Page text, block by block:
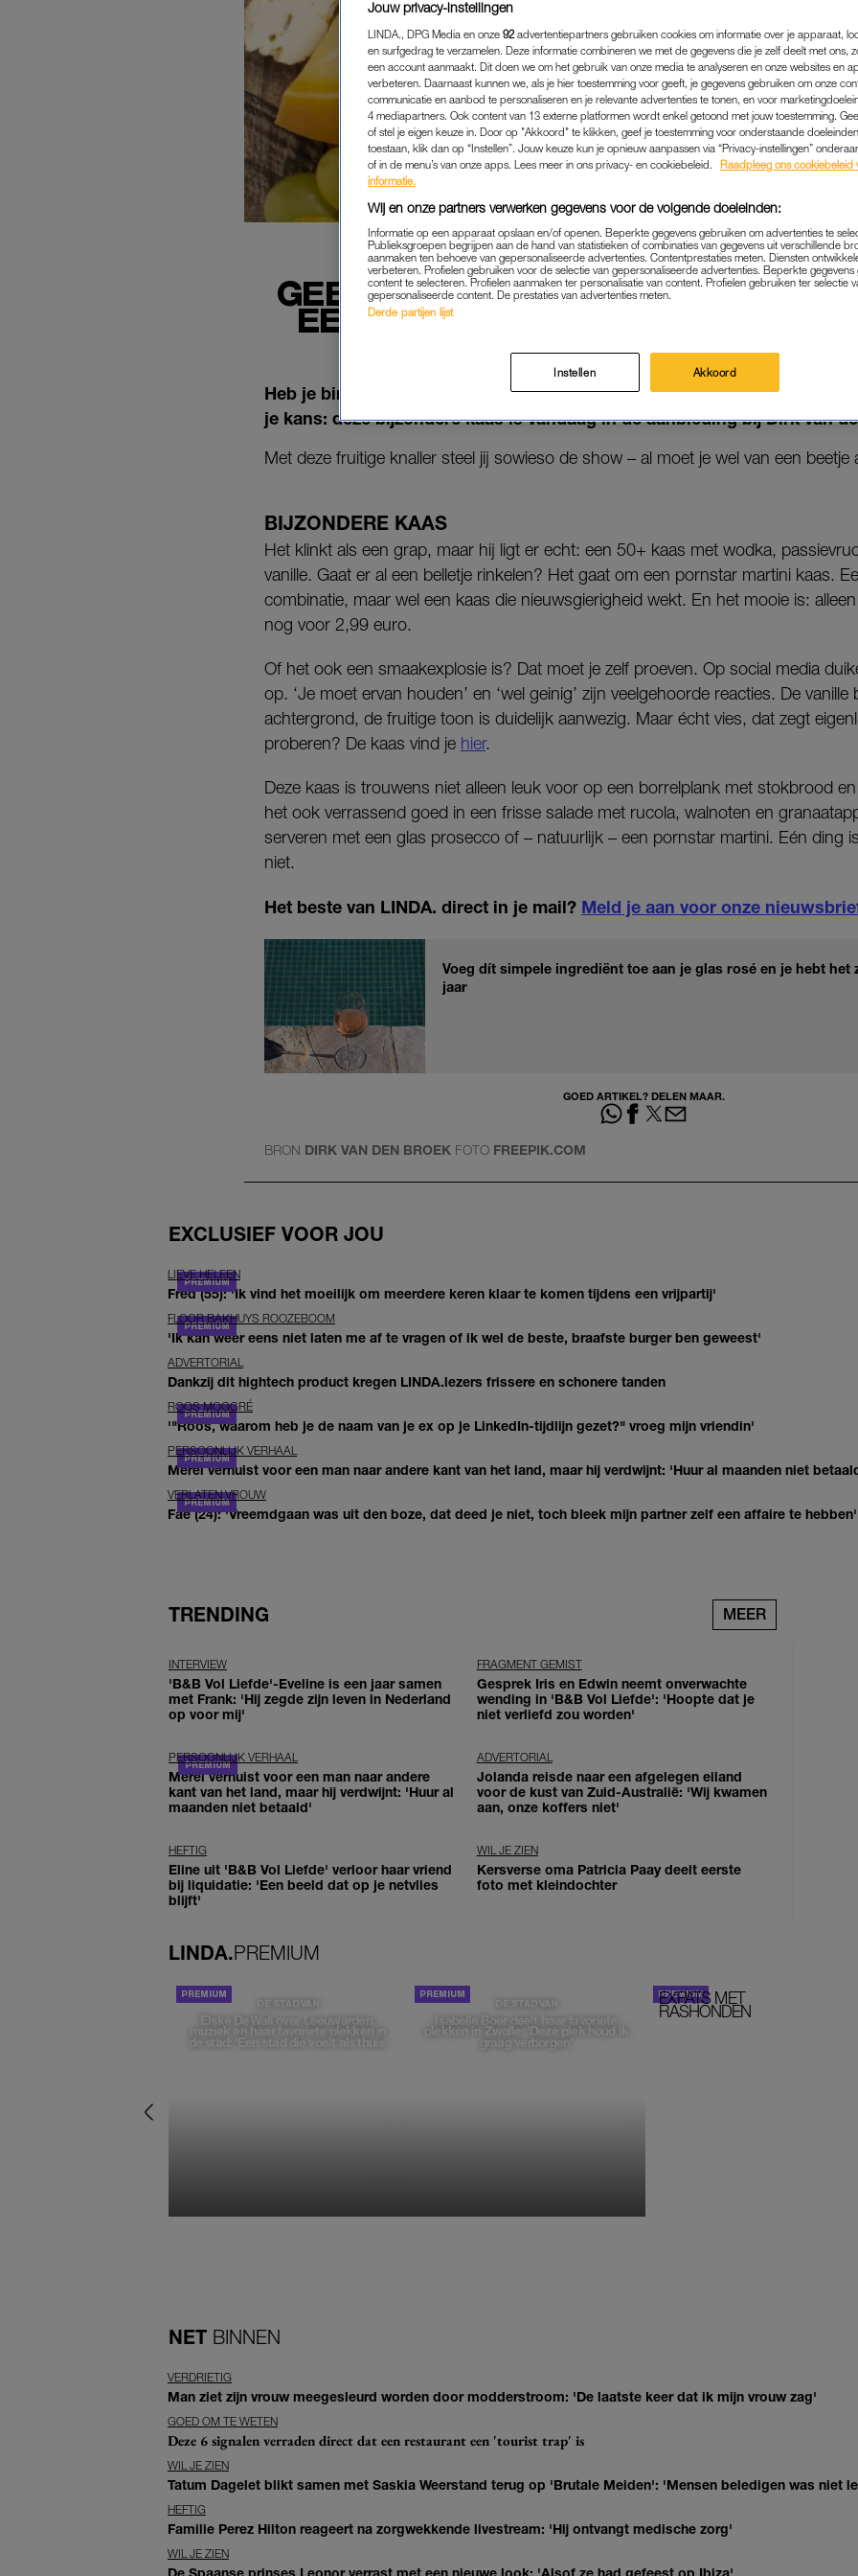
GEEN GRAP: DÉZE SUPERMARKT
EEN WEL HEEL BIJZONDERE
KOKEN & ETEN|MOET JE EVEN ZIEN
Heb je binnenkort een borrel en wil je de kaasplank nét even
je kans: deze bijzondere kaas is vandaag in de aanbieding bij Dirk van
Met deze fruitige knaller steel jij sowieso de show – al moet je wel van een
BIJZONDERE KAAS
Het klinkt als een grap, maar hij ligt er echt: een 50+ kaas met wodka,
vanille. Gaat er al een belletje rinkelen? Het gaat om een pornstar martini kaas.
combinatie, maar wel een kaas die nieuwsgierigheid wekt. En het mooie is:
nog voor 2,99 euro.
Of het ook een smaakexplosie is? Dat moet je zelf proeven. Op social media
op. ‘Je moet ervan houden’ en ‘wel geinig’ zijn veelgehoorde reacties. De
achtergrond, de fruitige toon is duidelijk aanwezig. Maar écht vies, dat zegt
proberen? De kaas vind je hier.
Deze kaas is trouwens niet alleen leuk voor op een borrelplank met stokbrood
het ook verrassend goed in een frisse salade met rucola, walnoten en
serveren met een glas prosecco of – natuurlijk – een pornstar martini. Eén ding
niet.
Het beste van LINDA. direct in je mail? Meld je aan voor onze
Voeg dít simpele ingrediënt toe aan je glas rosé en je hebt het
jaar
GOED ARTIKEL? DELEN MAAR.
BRON DIRK VAN DEN BROEK FOTO FREEPIK.COM
EXCLUSIEF VOOR JOU
LIEVE HELEEN
Fred (55): 'Ik vind het moeilijk om meerdere keren klaar te komen tijdens een vrijpartij'
FLOOR BAKHUYS ROOZEBOOM
'Ik kan weer eens niet laten me af te vragen of ik wel de beste, braafste burger ben geweest'
ADVERTORIAL
Dankzij dit hightech product kregen LINDA.lezers frissere en schonere tanden
ROOS MOGGRÉ
'"Roos, waarom heb je de naam van je ex op je LinkedIn-tijdlijn gezet?" vroeg mijn vriendin'
PERSOONLIJK VERHAAL
Merel verhuist voor een man naar andere kant van het land, maar hij verdwijnt: 'Huur al maanden niet
VERLATEN VROUW
Fae (24): 'Vreemdgaan was uit den boze, dat deed je niet, toch bleek mijn partner zelf een affaire te hebben'
TRENDING MEER
INTERVIEW
'B&B Vol Liefde'-Eveline is een jaar samen
met Frank: 'Hij zegde zijn leven in Nederland
op voor mij'
FRAGMENT GEMIST
Gesprek Iris en Edwin neemt onverwachte
wending in 'B&B Vol Liefde': 'Hoopte dat je
niet verliefd zou worden'
PERSOONLIJK VERHAAL
Merel verhuist voor een man naar andere
kant van het land, maar hij verdwijnt: 'Huur al
maanden niet betaald'
ADVERTORIAL
Jolanda reisde naar een afgelegen eiland
voor de kust van Zuid-Australië: 'Wij kwamen
aan, onze koffers niet'
HEFTIG
Eline uit 'B&B Vol Liefde' verloor haar vriend
bij liquidatie: 'Een beeld dat op je netvlies
blijft'
WIL JE ZIEN
Kersverse oma Patricia Paay deelt eerste
foto met kleindochter
LINDA.PREMIUM
DE STAD VAN
Elske DeWall over Leeuwarden,
muziek en haar favoriete plekken in
de stad: 'Een stad die voelt als thuis'
DE STAD VAN
Isabelle Boer deelt haar favoriete
plekken in Zwolle: 'Deze plek houd ik
graag verborgen'
EXPATS MET
RASHONDEN
NET BINNEN
VERDRIETIG
Man ziet zijn vrouw meegesleurd worden door modderstroom: 'De laatste keer dat ik mijn vrouw zag'
GOED OM TE WETEN
Deze 6 signalen verraden direct dat een restaurant een 'tourist trap' is
WIL JE ZIEN
Tatum Dagelet blikt samen met Saskia Weerstand terug op 'Brutale Meiden': 'Mensen beledigen was niet
HEFTIG
Familie Perez Hilton reageert na zorgwekkende livestream: 'Hij ontvangt medische zorg'
WIL JE ZIEN
Jouw privacy-instellingen
LINDA., DPG Media en onze 92 advertentiepartners gebruiken cookies om informatie over je apparaat,
en surfgedrag te verzamelen. Deze informatie combineren we met de gegevens die je zelf deelt met ons,
een account aanmaakt. Dit doen we om het gebruik van onze media te analyseren en onze websites en
verbeteren. Daarnaast kunnen we, als je hier toestemming voor geeft, je gegevens gebruiken om onze
communicatie en aanbod te personaliseren en je relevante advertenties te tonen, en voor
4 mediapartners. Ook content van 13 externe platformen wordt enkel getoond met jouw toestemming.
of stel je eigen keuze in. Door op "Akkoord" te klikken, geef je toestemming voor onderstaande
toestaan, klik dan op “Instellen”. Jouw keuze kun je opnieuw aanpassen via “Privacy-instellingen”
of in de menu’s van onze apps. Lees meer in ons privacy- en cookiebeleid.
Raadpleeg ons cookiebeleid
informatie.
Wij en onze partners verwerken gegevens voor de volgende doeleinden:
Informatie op een apparaat opslaan en/of openen. Beperkte gegevens gebruiken om advertenties te
Publieksgroepen begrijpen aan de hand van statistieken of combinaties van gegevens uit verschillende
aanmaken ten behoeve van gepersonaliseerde advertenties. Contentprestaties meten. Diensten
verbeteren. Profielen gebruiken voor de selectie van gepersonaliseerde advertenties. Beperkte
content te selecteren. Profielen aanmaken ter personalisatie van content. Profielen gebruiken ter selectie
gepersonaliseerde content. De prestaties van advertenties meten.
Derde partijen lijst
Instellen Akkoord